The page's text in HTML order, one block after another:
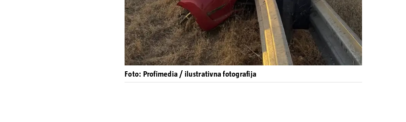
Foto: Profimedia / ilustrativna fotografija